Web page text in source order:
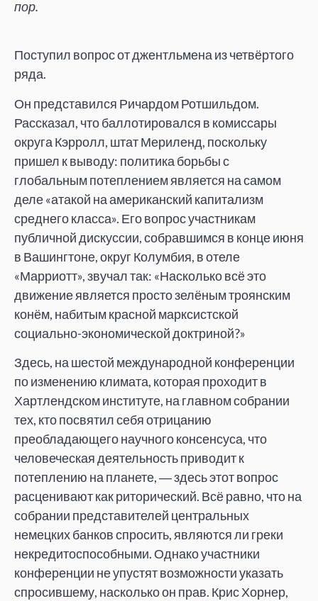
пор.
Поступил вопрос от джентльмена из четвёртого
ряда.
Он представился Ричардом Ротшильдом.
Рассказал, что баллотировался в комиссары
округа Кэрролл, штат Мериленд, поскольку
пришел к выводу: политика борьбы с
глобальным потеплением является на самом
деле «атакой на американский капитализм
среднего класса». Его вопрос участникам
публичной дискуссии, собравшимся в конце июня
в Вашингтоне, округ Колумбия, в отеле
«Марриотт», звучал так: «Насколько всё это
движение является просто зелёным троянским
конём, набитым красной марксистской
социально-экономической доктриной?»
Здесь, на шестой международной конференции
по изменению климата, которая проходит в
Хартлендском институте, на главном собрании
тех, кто посвятил себя отрицанию
преобладающего научного консенсуса, что
человеческая деятельность приводит к
потеплению на планете, ― здесь этот вопрос
расценивают как риторический. Всё равно, что на
собрании представителей центральных
немецких банков спросить, являются ли греки
некредитоспособными. Однако участники
конференции не упустят возможности указать
спросившему, насколько он прав. Крис Хорнер,